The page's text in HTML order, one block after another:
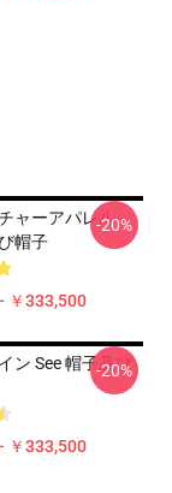
ャーアパレル
帽子
￥333,500
-20%
ン See 帽子及び
￥333,500
-20%